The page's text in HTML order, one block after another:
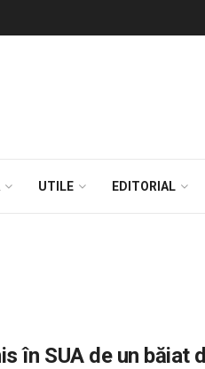
UTILE EDITORIAL
în SUA de un băiat